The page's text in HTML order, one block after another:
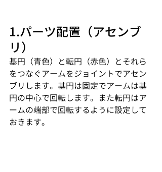
1.パーツ配置（アセンブ
リ）
基円（青色）と転円（赤色）とそれら
をつなぐアームをジョイントでアセン
ブリします。基円は固定でアームは基
円の中心で回転します。また転円はア
ームの端部で回転するように設定して
おきます。